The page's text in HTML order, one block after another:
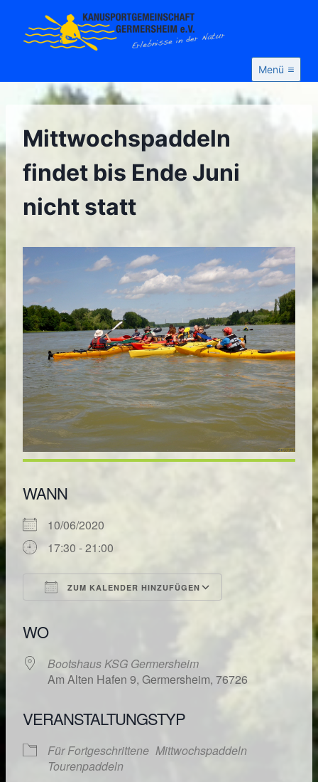
Inhalt
springen
Menü
Mittwochspaddeln
findet bis Ende Juni
nicht statt
WANN
10/06/2020
17:30 - 21:00
ZUM KALENDER HINZUFÜGEN
Google
WO
Bootshaus KSG Germersheim
Am Alten Hafen 9, Germersheim, 76726
VERANSTALTUNGSTYP
Für Fortgeschrittene Mittwochspaddeln
Tourenpaddeln